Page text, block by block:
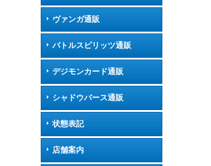
ヴァンガ通販
バトルスピリッツ通販
デジモンカード通販
シャドウバース通販
状態表記
店舗案内